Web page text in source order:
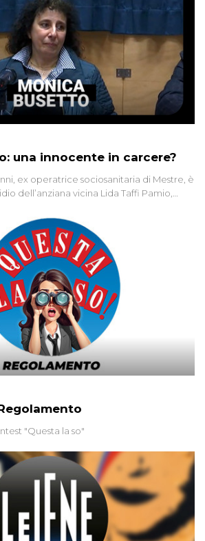
una innocente in carcere?
ex operatrice sociosanitaria di Mestre, è
dell’anziana vicina Lida Taffi Pamio,
Monica si proclama innocente. Nel
lo stesso delitto, poi ritratta. Due
errore giudiziario o giustizia
"Questa la so"